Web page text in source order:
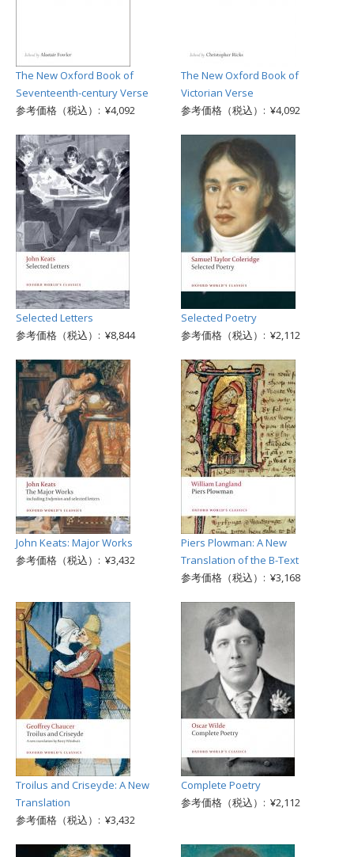
The New Oxford Book of
Seventeenth-century Verse
参考価格（税込）: ¥4,092
The New Oxford Book of
Victorian Verse
参考価格（税込）: ¥4,092
Selected Letters
参考価格（税込）: ¥8,844
Selected Poetry
参考価格（税込）: ¥2,112
John Keats: Major Works
参考価格（税込）: ¥3,432
Piers Plowman: A New
Translation of the B-Text
参考価格（税込）: ¥3,168
Troilus and Criseyde: A New
Translation
参考価格（税込）: ¥3,432
Complete Poetry
参考価格（税込）: ¥2,112